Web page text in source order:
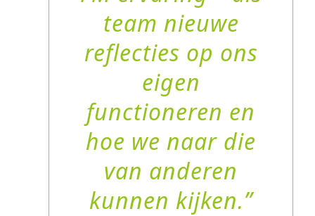
team nieuwe
reflecties op ons
eigen
functioneren en
hoe we naar die
van anderen
kunnen kijken.